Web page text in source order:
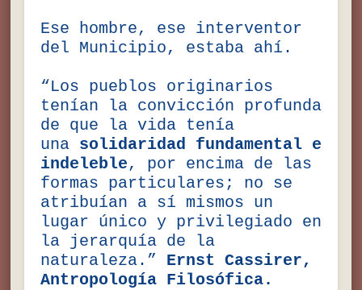
Ese hombre, ese interventor
del Municipio, estaba ahí.
“Los pueblos originarios
tenían la convicción profunda
de que la vida tenía
una solidaridad fundamental e
indeleble, por encima de las
formas particulares; no se
atribuían a sí mismos un
lugar único y privilegiado en
la jerarquía de la
naturaleza.” Ernst Cassirer,
Antropología Filosófica.